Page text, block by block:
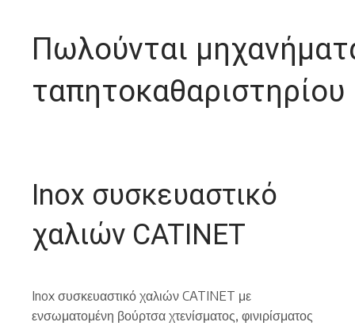
Πωλούνται
ταπητοκαθαριστηρίου
Inox συσκευαστικό
χαλιών CATINET
Inox συσκευαστικό χαλιών CATINET με
ενσωματομένη βούρτσα χτενίσματος, φινιρίσματος